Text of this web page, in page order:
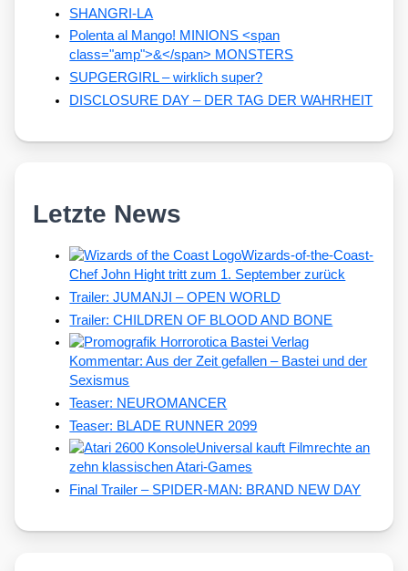
SHANGRI-LA
Polenta al Mango! MINIONS <span
class="amp">&</span> MONSTERS
SUPGERGIRL – wirklich super?
DISCLOSURE DAY – DER TAG DER WAHRHEIT
Letzte News
Wizards-of-the-Coast-
Chef John Hight tritt zum 1. September zurück
Trailer: JUMANJI – OPEN WORLD
Trailer: CHILDREN OF BLOOD AND BONE
Kommentar: Aus der Zeit gefallen – Bastei und der
Sexismus
Teaser: NEUROMANCER
Teaser: BLADE RUNNER 2099
Universal kauft Filmrechte an
zehn klassischen Atari-Games
Final Trailer – SPIDER-MAN: BRAND NEW DAY